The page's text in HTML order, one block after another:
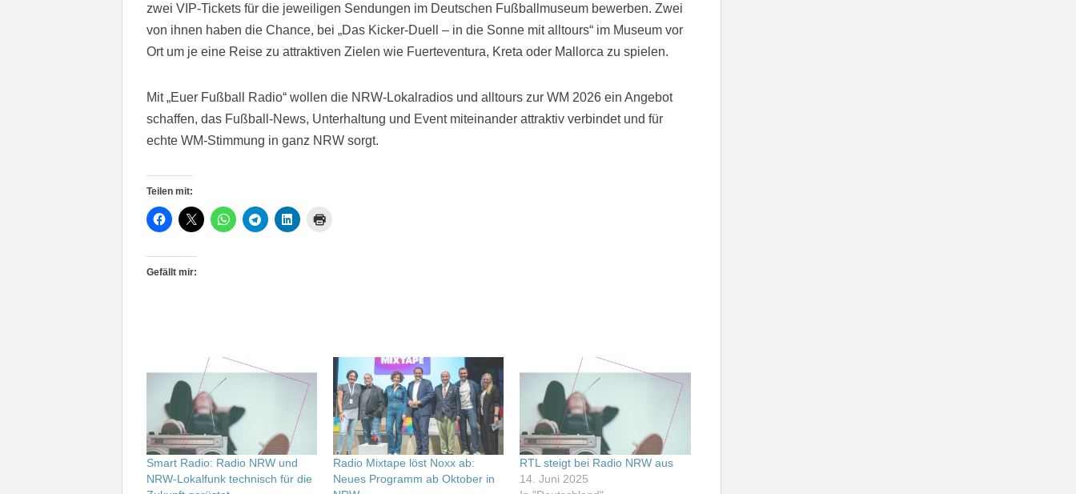
zwei VIP-Tickets für die jeweiligen Sendungen im Deutschen Fußballmuseum bewerben. Zwei
von ihnen haben die Chance, bei „Das Kicker-Duell – in die Sonne mit alltours“ im Museum vor
Ort um je eine Reise zu attraktiven Zielen wie Fuerteventura, Kreta oder Mallorca zu spielen.
Mit „Euer Fußball Radio“ wollen die NRW-Lokalradios und alltours zur WM 2026 ein Angebot
schaffen, das Fußball-News, Unterhaltung und Event miteinander attraktiv verbindet und für
echte WM-Stimmung in ganz NRW sorgt.
Teilen mit:
Gefällt mir:
Smart Radio: Radio NRW und
NRW-Lokalfunk technisch für die
Radio Mixtape löst Noxx ab:
Neues Programm ab Oktober in
RTL steigt bei Radio NRW aus
14. Juni 2025